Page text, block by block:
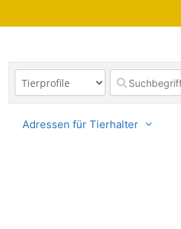
Adressen für Tierhalter